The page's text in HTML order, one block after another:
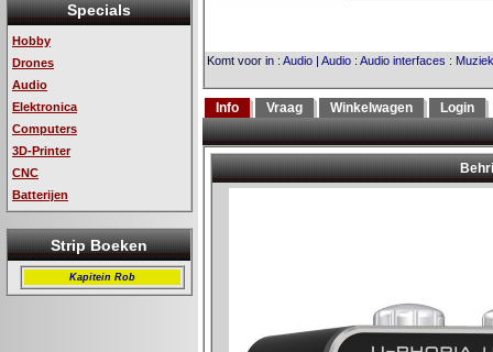
Specials
Hobby
Drones
Audio
Elektronica
Computers
3D-Printer
CNC
Batterijen
Strip Boeken
Kapitein Rob
Komt voor in : Audio | Audio : Audio interfaces : Muziek
Info Vraag Winkelwagen Login